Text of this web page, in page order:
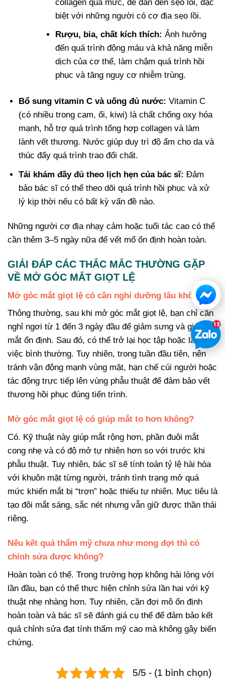
collagen quá mức, dễ dẫn đến sẹo lồi, đặc
biệt với những người có cơ địa sẹo lồi.
Rượu, bia, chất kích thích: Ảnh hưởng
đến quá trình đông máu và khả năng miễn
dịch của cơ thể, làm chậm quá trình hồi
phục và tăng nguy cơ nhiễm trùng.
Bổ sung vitamin C và uống đủ nước: Vitamin C
(có nhiều trong cam, ổi, kiwi) là chất chống oxy hóa
mạnh, hỗ trợ quá trình tổng hợp collagen và làm
lành vết thương. Nước giúp duy trì độ ẩm cho da và
thúc đẩy quá trình trao đổi chất.
Tái khám đầy đủ theo lịch hẹn của bác sĩ: Đảm
bảo bác sĩ có thể theo dõi quá trình hồi phục và xử
lý kịp thời nếu có bất kỳ vấn đề nào.
Những người cơ địa nhạy cảm hoặc tuổi tác cao có thể
cần thêm 3–5 ngày nữa để vết mổ ổn định hoàn toàn.
GIẢI ĐÁP CÁC THẮC MẮC THƯỜNG GẶP
VỀ MỞ GÓC MẮT GIỌT LỆ
Mở góc mắt giọt lệ có cần nghỉ dưỡng lâu không?
Thông thường, sau khi mở góc mắt giọt lệ, bạn chỉ cần
nghỉ ngơi từ 1 đến 3 ngày đầu để giảm sưng và giúp
mắt ổn định. Sau đó, có thể trở lại học tập hoặc làm
việc bình thường. Tuy nhiên, trong tuần đầu tiên, nên
tránh vận động mạnh vùng mặt, hạn chế cúi người hoặc
tác động trực tiếp lên vùng phẫu thuật để đảm bảo vết
thương hồi phục đúng tiến trình.
Mở góc mắt giọt lệ có giúp mắt to hơn không?
Có. Kỹ thuật này giúp mắt rộng hơn, phần đuôi mắt
cong nhẹ và có độ mở tự nhiên hơn so với trước khi
phẫu thuật. Tuy nhiên, bác sĩ sẽ tính toán tỷ lệ hài hòa
với khuôn mặt từng người, tránh tình trạng mở quá
mức khiến mắt bị “trợn” hoặc thiếu tự nhiên. Mục tiêu là
tạo đôi mắt sáng, sắc nét nhưng vẫn giữ được thần thái
riêng.
Nếu kết quả thẩm mỹ chưa như mong đợi thì có
chỉnh sửa được không?
Hoàn toàn có thể. Trong trường hợp không hài lòng với
lần đầu, bạn có thể thực hiện chỉnh sửa lần hai với kỹ
thuật nhẹ nhàng hơn. Tuy nhiên, cần đợi mô ổn định
hoàn toàn và bác sĩ sẽ đánh giá cụ thể để đảm bảo kết
quả chỉnh sửa đạt tính thẩm mỹ cao mà không gây biến
chứng.
5/5 - (1 bình chọn)